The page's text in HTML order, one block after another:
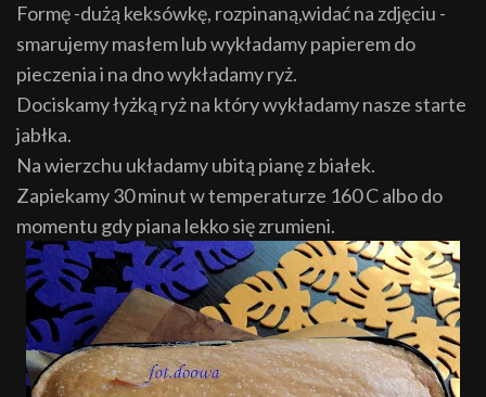
Formę -dużą keksówkę, rozpinaną,widać na zdjęciu -
smarujemy masłem lub wykładamy papierem do
pieczenia i na dno wykładamy ryż.
Dociskamy łyżką ryż na który wykładamy nasze starte
jabłka.
Na wierzchu układamy ubitą pianę z białek.
Zapiekamy 30 minut w temperaturze 160 C albo do
momentu gdy piana lekko się zrumieni.